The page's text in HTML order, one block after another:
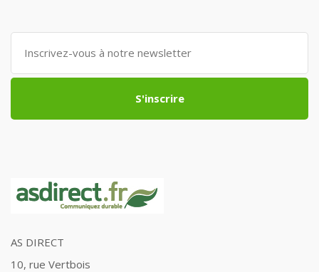
S'inscrire
AS DIRECT
10, rue Vertbois